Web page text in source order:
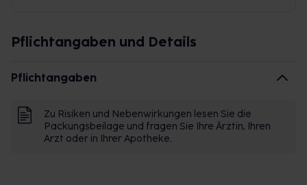
Pflichtangaben und Details
Pflichtangaben
Zu Risiken und Nebenwirkungen lesen Sie die
Packungsbeilage und fragen Sie Ihre Ärztin, Ihren
Arzt oder in Ihrer Apotheke.